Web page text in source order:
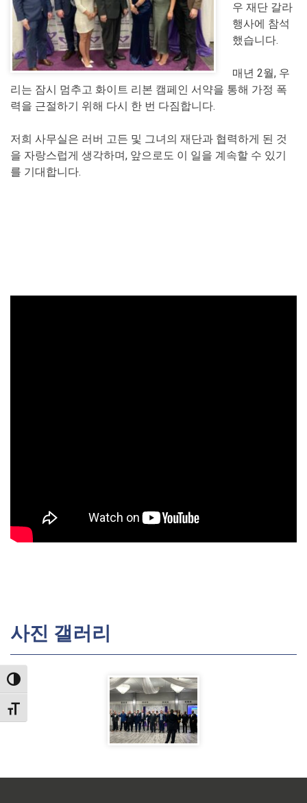
TOGGLE HIGH CONTRAST
TOGGLE FONT SIZE
우 재단 갈라
행사에 참석
했습니다.
매년 2월, 우
리는 잠시 멈추고 화이트 리본 캠페인 서약을 통해 가정 폭
력을 근절하기 위해 다시 한 번 다짐합니다.
저희 사무실은 러버 고든 및 그녀의 재단과 협력하게 된 것
을 자랑스럽게 생각하며, 앞으로도 이 일을 계속할 수 있기
를 기대합니다.
사진 갤러리